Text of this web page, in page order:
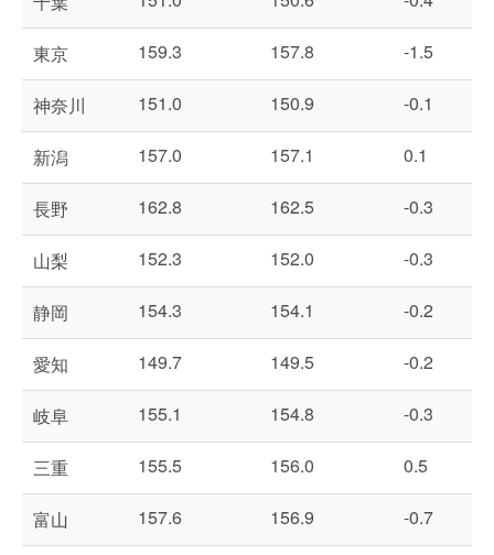
東京 159.3 157.8 -1.5
神奈川 151.0 150.9 -0.1
新潟 157.0 157.1 0.1
長野 162.8 162.5 -0.3
山梨 152.3 152.0 -0.3
静岡 154.3 154.1 -0.2
愛知 149.7 149.5 -0.2
岐阜 155.1 154.8 -0.3
三重 155.5 156.0 0.5
富山 157.6 156.9 -0.7